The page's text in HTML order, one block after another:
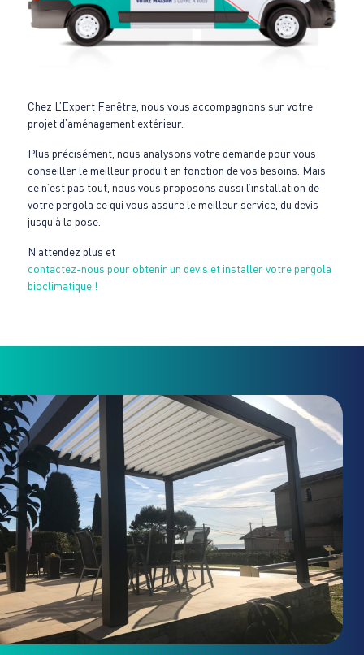
Chez L’Expert Fenêtre, nous vous accompagnons sur votre
projet d’aménagement extérieur.
Plus précisément, nous analysons votre demande pour vous
conseiller le meilleur produit en fonction de vos besoins. Mais
ce n’est pas tout, nous vous proposons aussi l’installation de
votre pergola ce qui vous assure le meilleur service, du devis
jusqu’à la pose.
N’attendez plus et
contactez-nous pour obtenir un devis et installer votre pergola
bioclimatique !